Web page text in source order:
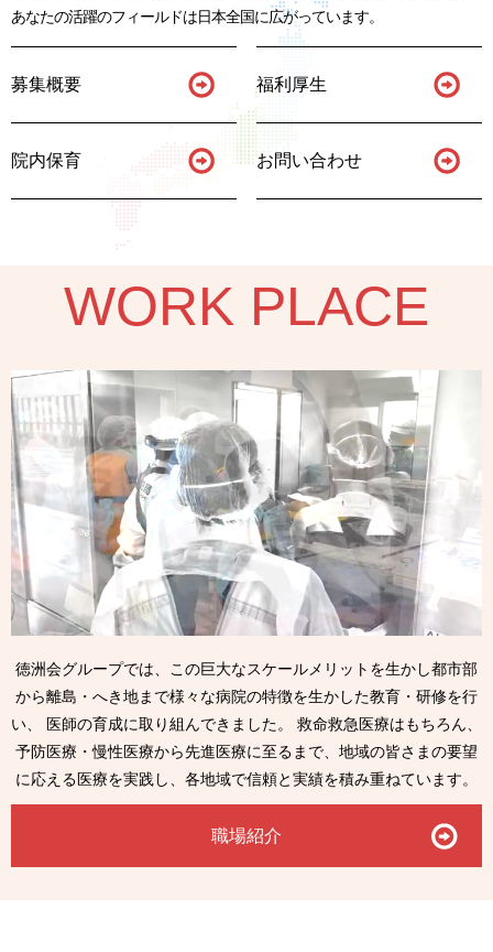
あなたの活躍のフィールドは日本全国に広がっています。
募集概要 福利厚生
院内保育 お問い合わせ
WORK PLACE
徳洲会グループでは、この巨大なスケールメリットを生かし都市部
から離島・へき地まで様々な病院の特徴を生かした教育・研修を行
い、
医師の育成に取り組んできました。
予防医療・慢性医療から先進医療に至るまで、 地域の皆さまの要望
に応える医療を実践し、各地域で信頼と実績を積み重ねています。
職場紹介